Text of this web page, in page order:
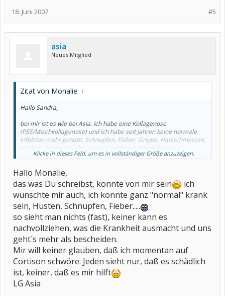
#5
18. Juni 2007
asia
Neues Mitglied
Zitat von Monalie: ↑
Hallo Sandra,
bei mir ist es wie bei Asia. Ich habe eine Kollagenose
(PSS/Mischkollagenose) und ich habe seit Jahren keine normale
Infektion mehr gehabt. Schnupfen, Fieber, Grippe, Halsschmerzen,
Husten...kenne ich alles fast nur noch von Hören/Sagen.
Übrigens Asia, das mit dem halben Tag kratzen im Hals ist bei mir
verschwindet dann aber wieder schnell ohne auszubrechen.
Ich habe mir Jahrelang gewünscht einfach mal ganz normal krank
zu sein, wie Hinz und Kunz, damit mir jemand glaubt, das es mir
schlecht geht...
.
Mein Immunsystem arbeitet also auch auf Hochtouren und wenn
es genau so stur ist wie ich dann sehe ich schwarz....trotz
Kortison...
.
Liebe Grüsse
Monalie
Klicke in dieses Feld, um es in vollständiger Größe anzuzeigen.
Hallo Monalie,
das was Du schreibst, könnte von mir sein
ich
wünschte mir auch, ich könnte ganz "normal" krank
sein, Husten, Schnupfen, Fieber.....
so sieht man nichts (fast), keiner kann es
nachvollziehen, was die Krankheit ausmacht und uns
geht´s mehr als bescheiden.
Mir will keiner glauben, daß ich momentan auf
Cortison schwöre. Jeden sieht nur, daß es schädlich
ist, keiner, daß es mir hilft
LG Asia